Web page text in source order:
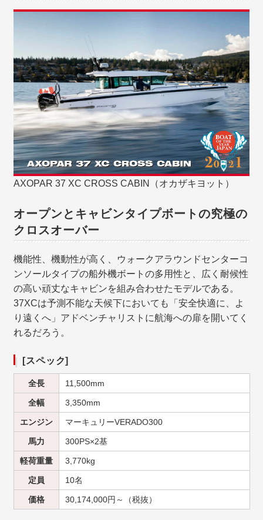
AXOPAR 37 XC CROSS CABIN（オカザキヨット）
オープンとキャビンタイプボートの究極の
クロスオーバー
機能性、機動性が高く、ウォークアラウンドセンターコ
ンソールタイプの船外機ボートの多用性と、広く耐候性
の高い頑丈なキャビンを組み合わせたモデルである。
37XCは予測不能な天候下においても「安全快適に、よ
り遠くへ」アドベンチャリストに航海への扉を開いてく
れるだろう。
[スペック]
全長 11,500mm
全幅 3,350mm
エンジン マーキュリーVERADO300
馬力 300PS×2基
軽荷重量 3,770kg
定員 10名
価格 30,174,000円～（税抜）